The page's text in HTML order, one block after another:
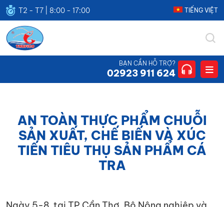
T2 - T7 | 8:00 - 17:00 TIẾNG VIỆT
THUFICO
CÔNG
TNHH
HƯNG
BẠN CẦN HỖ TRỢ?
02923 911 624
AN TOÀN THỰC PHẨM CHUỖI
SẢN XUẤT, CHẾ BIẾN VÀ XÚC
TIẾN TIÊU THỤ SẢN PHẨM CÁ
TRA